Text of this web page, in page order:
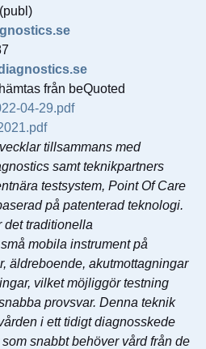
från beQuoted
04-29.pdf
tillsammans med
samt teknikpartners
testsystem, Point Of Care
på patenterad teknologi.
det traditionella
mobila instrument på
äldreboende, akutmottagningar
vilket möjliggör testning
provsvar. Denna teknik
i ett tidigt diagnosskede
snabbt behöver vård från de